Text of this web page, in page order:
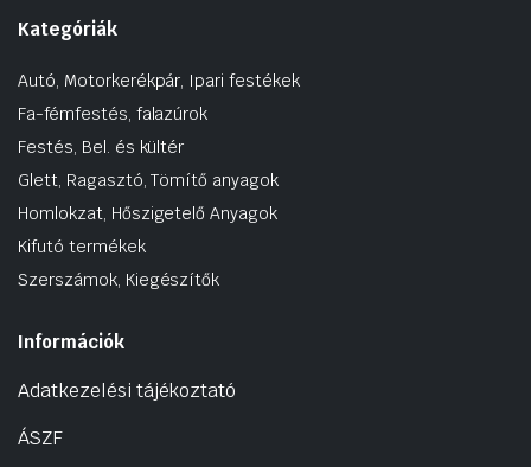
Kategóriák
Autó, Motorkerékpár, Ipari festékek
Fa-fémfestés, falazúrok
Festés, Bel. és kültér
Glett, Ragasztó, Tömítő anyagok
Homlokzat, Hőszigetelő Anyagok
Kifutó termékek
Szerszámok, Kiegészítők
Információk
Adatkezelési tájékoztató
ÁSZF